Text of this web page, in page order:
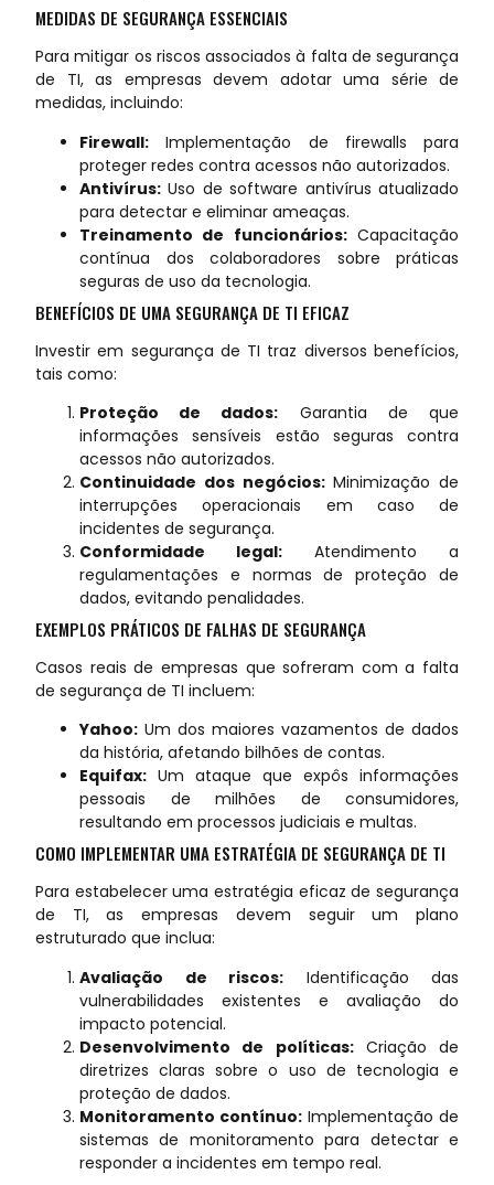
MEDIDAS DE SEGURANÇA ESSENCIAIS
Para mitigar os riscos associados à falta de segurança
de TI, as empresas devem adotar uma série de
medidas, incluindo:
Firewall: Implementação de firewalls para
proteger redes contra acessos não autorizados.
Antivírus: Uso de software antivírus atualizado
para detectar e eliminar ameaças.
Treinamento de funcionários:Capacitação
contínua dos colaboradores sobre práticas
seguras de uso da tecnologia.
BENEFÍCIOS DE UMA SEGURANÇA DE TI EFICAZ
Investir em segurança de TI traz diversos benefícios,
tais como:
Proteção de dados: Garantia de que
informações sensíveis estão seguras contra
acessos não autorizados.
Continuidade dos negócios:Minimização de
interrupções operacionais em caso de
incidentes de segurança.
Conformidade legal: Atendimento a
regulamentações e normas de proteção de
dados, evitando penalidades.
EXEMPLOS PRÁTICOS DE FALHAS DE SEGURANÇA
Casos reais de empresas que sofreram com a falta
de segurança de TI incluem:
Yahoo: Um dos maiores vazamentos de dados
da história, afetando bilhões de contas.
Equifax: Um ataque que expôs informações
pessoais de milhões de consumidores,
resultando em processos judiciais e multas.
COMO IMPLEMENTAR UMA ESTRATÉGIA DE SEGURANÇA DE TI
Para estabelecer uma estratégia eficaz de segurança
de TI, as empresas devem seguir um plano
estruturado que inclua:
Avaliação de riscos: Identificação das
vulnerabilidades existentes e avaliação do
impacto potencial.
Desenvolvimento de políticas:Criação de
diretrizes claras sobre o uso de tecnologia e
proteção de dados.
Monitoramento contínuo: Implementação de
sistemas de monitoramento para detectar e
responder a incidentes em tempo real.